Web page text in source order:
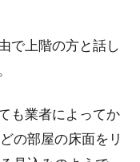
で上階の方と話し
も業者によってか
の部屋の床面をリ